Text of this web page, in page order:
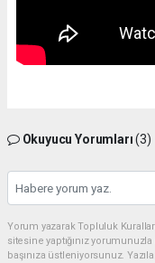
Okuyucu Yorumları(3)
Yorum yazarak Topluluk
sitesine yaptığınız
başınıza üstleniyorsunuz.